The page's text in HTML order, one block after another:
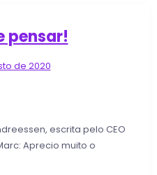
pensar!
de 2020
escrita pelo CEO
Aprecio muito o